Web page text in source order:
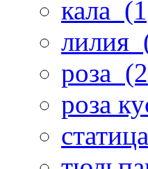
кала
лилия
роза
роза
статица